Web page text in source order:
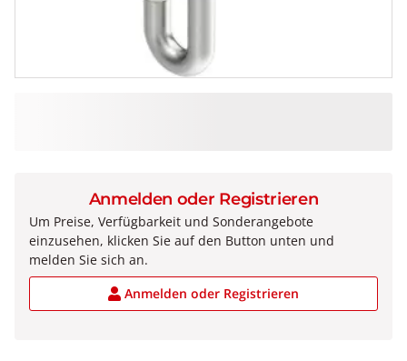
Anmelden oder Registrieren
Um Preise, Verfügbarkeit und Sonderangebote
einzusehen, klicken Sie auf den Button unten und
melden Sie sich an.
Anmelden oder Registrieren